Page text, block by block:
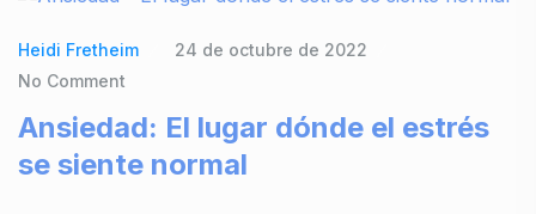
Heidi Fretheim
24 de octubre de 2022
No Comment
Ansiedad: El lugar dónde el estrés
se siente normal